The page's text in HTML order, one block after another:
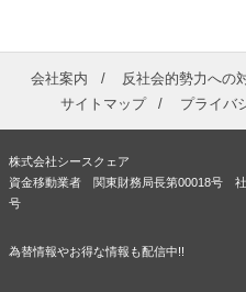
会社案内 反社会的勢力への
サイトマップ
プライバ
株式会社シースクェア
資金移動業者 関東財務局長第00018号
号
為替情報やお得な情報も配信中!!